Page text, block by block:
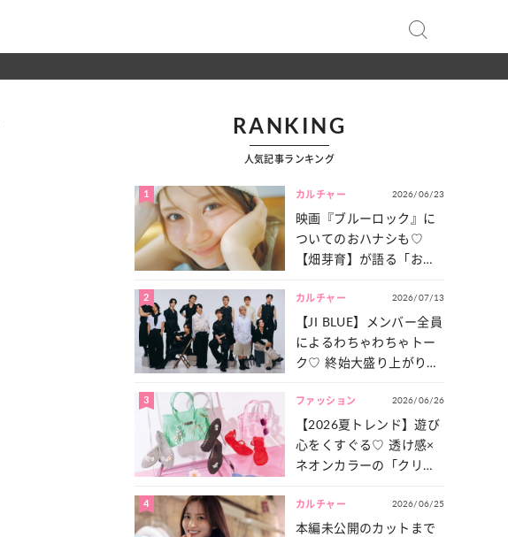
RANKING
人気記事ランキング
1 カルチャー 2026/06/23
映画『ブルーロック』に
ついてのおハナシも♡
【畑芽育】が語る「お仕
は？
2 カルチャー 2026/07/13
【JI BLUE】メンバー全員
によるわちゃわちゃトー
ク♡ 終始大盛り上がりだ
一気見せ！
3 ファッション 2026/06/26
【2026夏トレンド】遊び
心をくすぐる♡ 透け感×
ネオンカラーの「クリア
4 カルチャー 2026/06/25
本編未公開のカットまで